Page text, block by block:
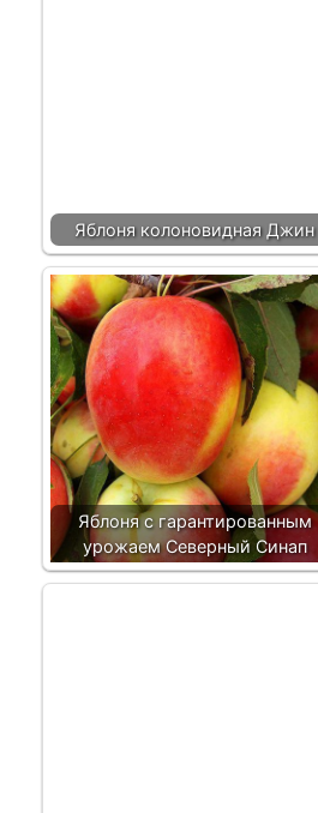
Яблоня колоновидная Джин
Яблоня с гарантированным
урожаем Северный Синап